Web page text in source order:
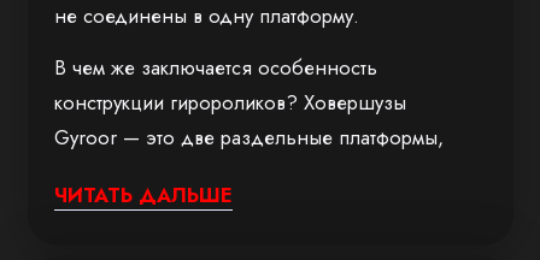
не соединены в одну платформу.
В чем же заключается особенность
конструкции гиророликов? Ховершузы
Gyroor — это две раздельные платформы,
балансировки. При включении системы
ЧИТАТЬ ДАЛЬШЕ